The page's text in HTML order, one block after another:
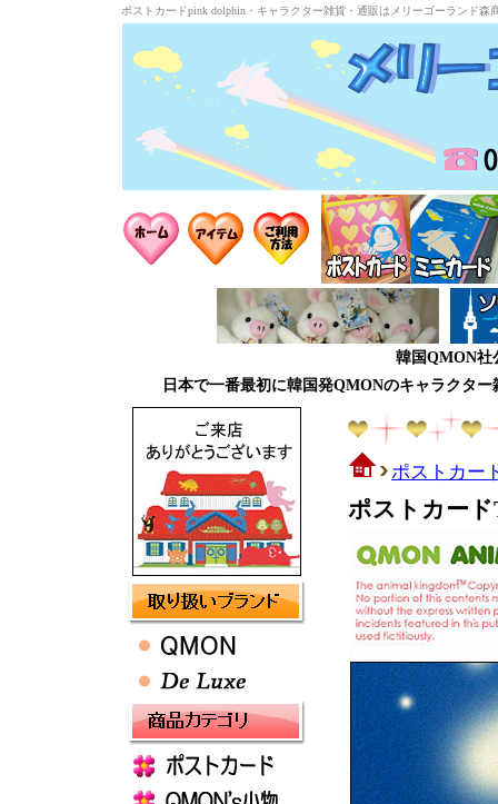
ポストカードpink dolphin・キャラクター雑貨・通販はメリーゴーランド森
韓国QMON社
日本で一番最初に韓国発QMONのキャラクタ
ポストカー
ポストカー